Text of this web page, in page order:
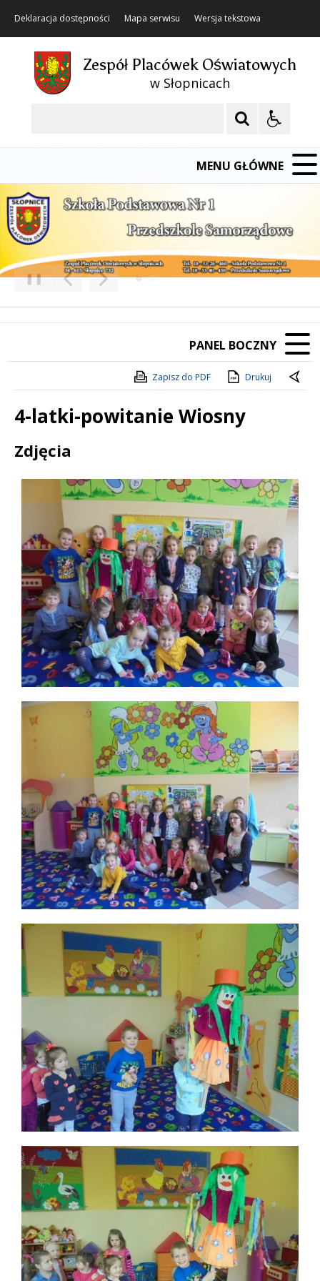
Deklaracja dostępności Mapa serwisu Wersja tekstowa
Zespół Placówek Oświatowych
w Słopnicach
MENU GŁÓWNE
Poprzedni Element
Następny Element
❚❚
PANEL BOCZNY
Zapisz do PDF Drukuj
4-latki-powitanie Wiosny
Treść
Zdjęcia